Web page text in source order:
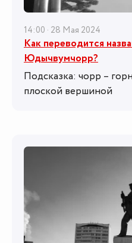
14:00 · 28 Мая 2024
Как переводится
Юдычвумчорр?
Подсказка: чорр –
плоской вершиной